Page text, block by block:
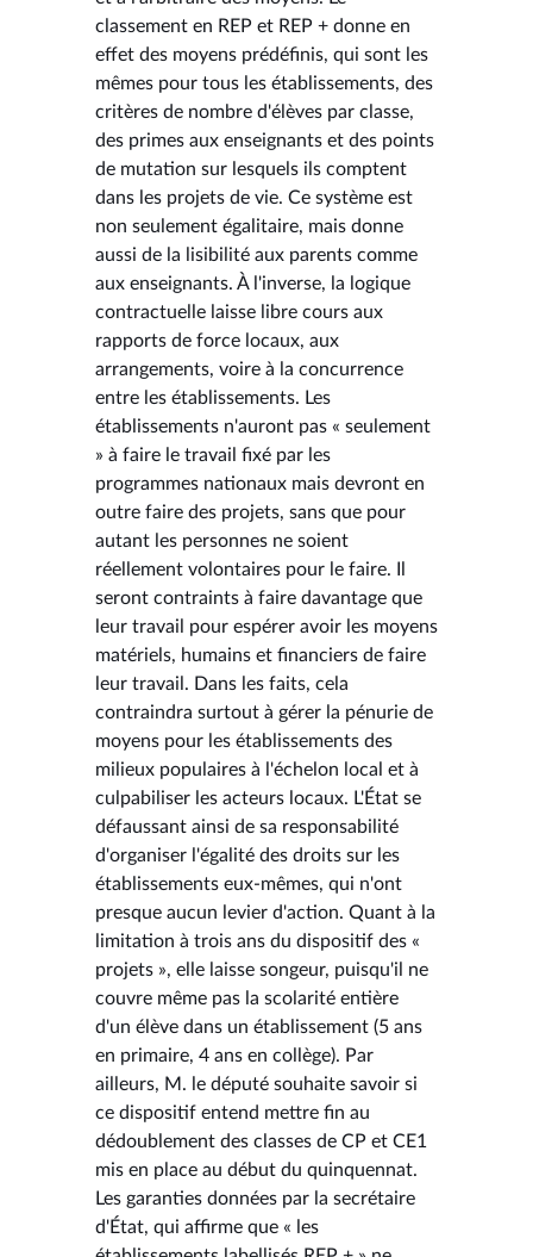
classement en REP et REP + donne en
effet des moyens prédéfinis, qui sont les
mêmes pour tous les établissements, des
critères de nombre d'élèves par classe,
des primes aux enseignants et des points
de mutation sur lesquels ils comptent
dans les projets de vie. Ce système est
non seulement égalitaire, mais donne
aussi de la lisibilité aux parents comme
aux enseignants. À l'inverse, la logique
contractuelle laisse libre cours aux
rapports de force locaux, aux
arrangements, voire à la concurrence
entre les établissements. Les
établissements n'auront pas « seulement
» à faire le travail fixé par les
programmes nationaux mais devront en
outre faire des projets, sans que pour
autant les personnes ne soient
réellement volontaires pour le faire. Il
seront contraints à faire davantage que
leur travail pour espérer avoir les moyens
matériels, humains et financiers de faire
leur travail. Dans les faits, cela
contraindra surtout à gérer la pénurie de
moyens pour les établissements des
milieux populaires à l'échelon local et à
culpabiliser les acteurs locaux. L'État se
défaussant ainsi de sa responsabilité
d'organiser l'égalité des droits sur les
établissements eux-mêmes, qui n'ont
presque aucun levier d'action. Quant à la
limitation à trois ans du dispositif des «
projets », elle laisse songeur, puisqu'il ne
couvre même pas la scolarité entière
d'un élève dans un établissement (5 ans
en primaire, 4 ans en collège). Par
ailleurs, M. le député souhaite savoir si
ce dispositif entend mettre fin au
dédoublement des classes de CP et CE1
mis en place au début du quinquennat.
Les garanties données par la secrétaire
d'État, qui affirme que « les